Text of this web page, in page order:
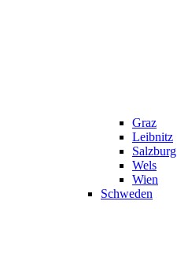
Graz
Leibnitz
Salzburg
Wels
Wien
Schweden